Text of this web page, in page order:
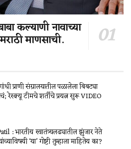
कल्याणी नावाच्या
माणसाची.
प्राणी संग्रालयातील पळालेला बिबट्या
रेस्क्यू टीमचे शर्तीचे प्रयत्न सुरू VIDEO
: भारतीय स्वातंत्र्यलढ्यातील झुंजार नेते
‘या’ गोष्टी तुम्हाला माहितेय का?